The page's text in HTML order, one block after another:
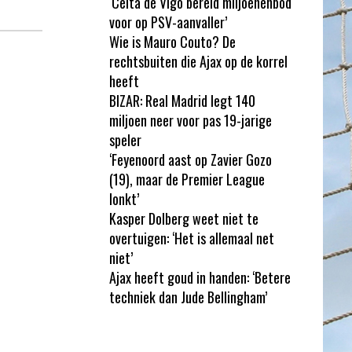
voor op PSV-aanvaller’
Wie is Mauro Couto? De
rechtsbuiten die Ajax op de korrel
heeft
BIZAR: Real Madrid legt 140
miljoen neer voor pas 19-jarige
speler
‘Feyenoord aast op Zavier Gozo
(19), maar de Premier League
lonkt’
Kasper Dolberg weet niet te
overtuigen: ‘Het is allemaal net
niet’
Ajax heeft goud in handen: ‘Betere
techniek dan Jude Bellingham’